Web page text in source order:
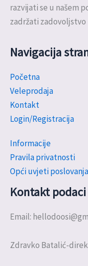
razvijati se u našem
zadržati zadovoljstvo
Navigacija
Početna
Veleprodaja
Kontakt
Login/Registracija
Informacije
Pravila privatnosti
Opći uvjeti poslovanja
Kontakt podaci
Email:
Zdravko Batalić-